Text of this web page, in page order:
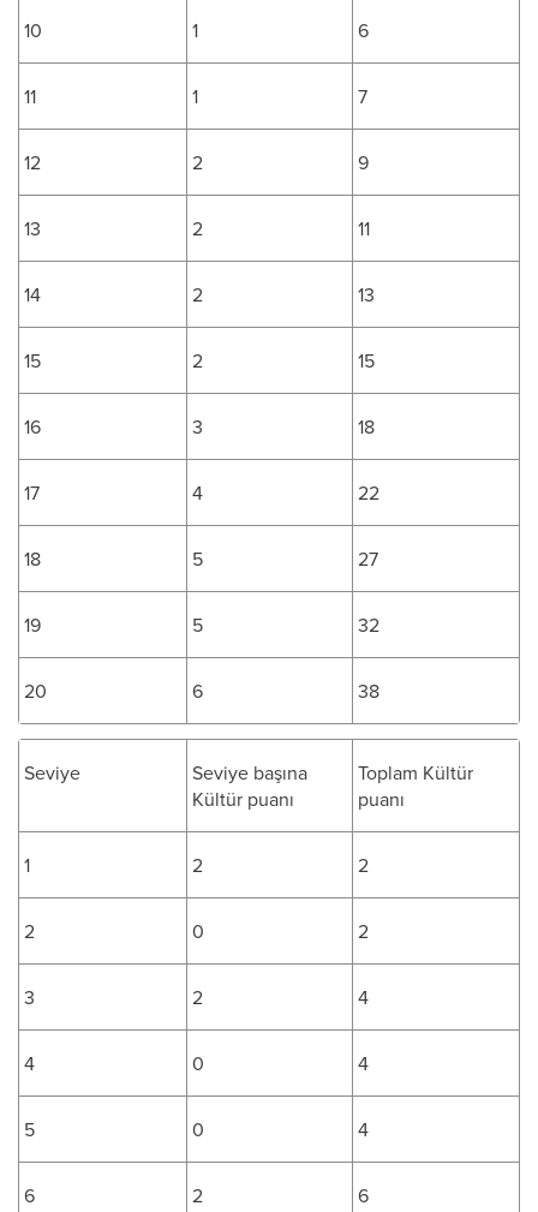
10 1 6
11 1 7
12 2 9
13 2 11
14 2 13
15 2 15
16 3 18
17 4 22
18 5 27
19 5 32
20 6 38
Seviye
Seviye başına
Kültür puanı
Toplam Kültür
puanı
1 2 2
2 0 2
3 2 4
4 0 4
5 0 4
6 2 6